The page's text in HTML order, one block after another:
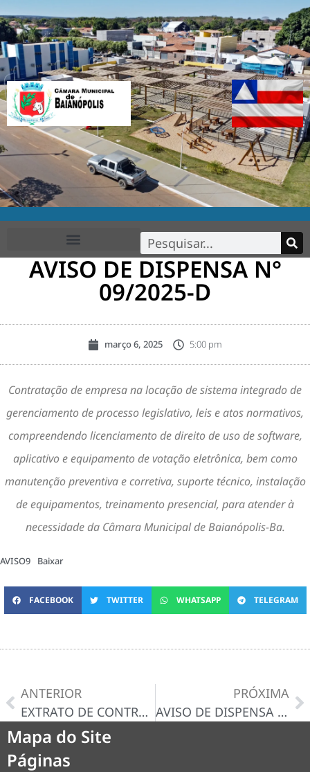
AVISO DE DISPENSA N°
09/2025-D
março 6, 2025 5:00 pm
Contratação de empresa na locação de sistema integrado de
gerenciamento de processo legislativo, leis e atos normativos,
compreendendo licenciamento de direito de uso de software,
aplicativo e equipamento de votação eletrônica, bem como
manutenção preventiva e corretiva, suporte técnico, instalação
de equipamentos, treinamento presencial, para atender à
necessidade da Câmara Municipal de Baianópolis-Ba.
AVISO9 Baixar
FACEBOOK TWITTER WHATSAPP TELEGRAM
ANTERIOR
EXTRATO DE CONTRATO ADMINISTRATIVO Nº 07/2025
PRÓXIMA
AVISO DE DISPENSA N° 010/2025-D
Mapa do Site
Páginas